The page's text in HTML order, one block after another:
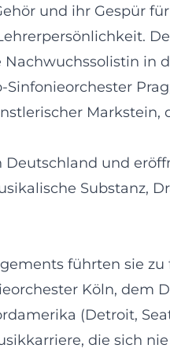
und ihr Gespür
in
Markstein,
und
Substanz,
führten sie
Köln, dem
(Detroit,
die sich